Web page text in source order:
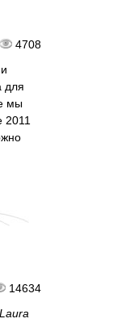
4708
для
мы
2011
14634